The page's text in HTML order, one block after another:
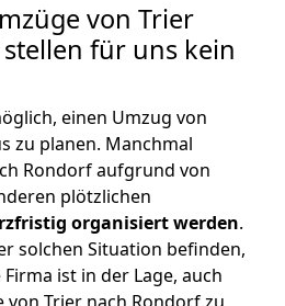
von Trier
für uns kein
einen Umzug von
zu planen. Manchmal
Rondorf aufgrund von
plötzlichen
organisiert werden.
solchen Situation befinden,
ist in der Lage, auch